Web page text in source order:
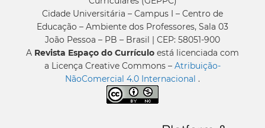
Cidade Universitária – Campus I – Centro de
Educação – Ambiente dos Professores, Sala 03
João Pessoa – PB – Brasil | CEP: 58051-900
A Revista Espaço do Currículo está licenciada com
a Licença Creative Commons – Atribuição-
NãoComercial 4.0 Internacional .